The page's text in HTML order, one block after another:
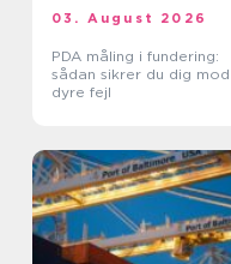
03. August 2026
PDA måling i fundering:
sådan sikrer du dig mod
dyre fejl